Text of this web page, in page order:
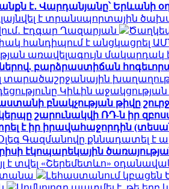
է․ Վարդանյանը՝ Երևանի
է տրանսպորտային
Էդգար Ղազարյան
հանդիպում է անցկացրել
առավելագույն մակարդակ
բարձրաստիճան
Կիևին
բնակչության թիվը
շարունակվի ՌԴ-ն իր
է իր իրավահաջորդին
Գազմանովը քննադատել է
էկոպարեկային
է տվել «Շերեմետևո»
Լեհաստանում կբացեն